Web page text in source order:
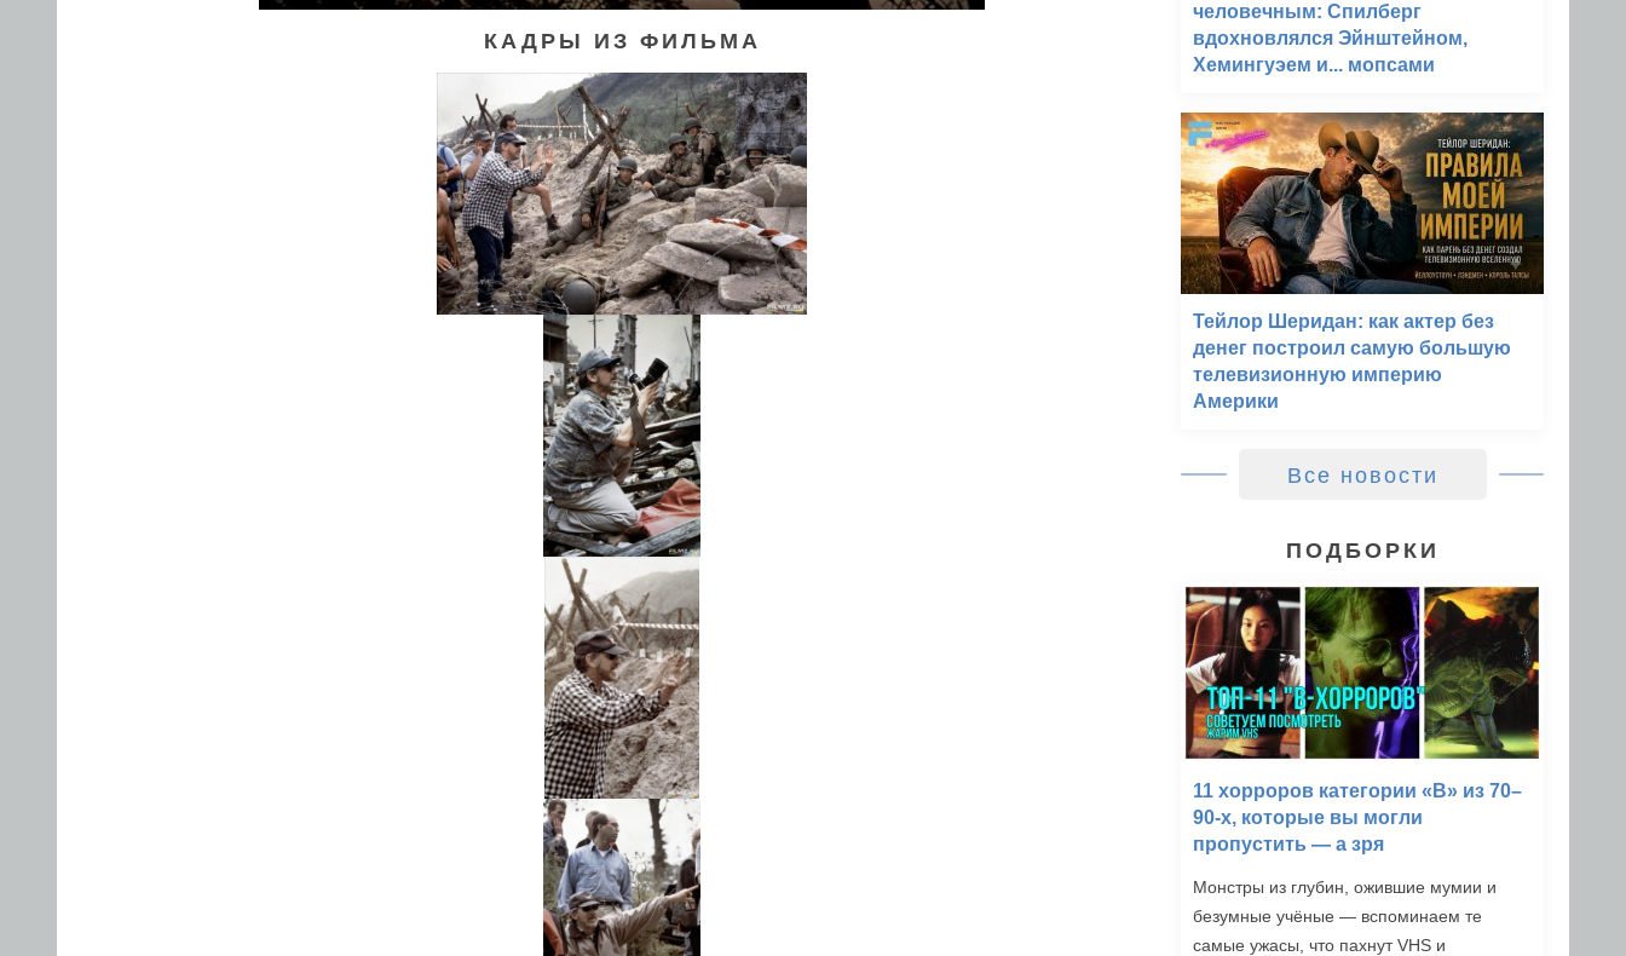
КАДРЫ ИЗ ФИЛЬМА
человечным: Спилберг
вдохновлялся Эйнштейном,
Хемингуэем и... мопсами
Тейлор Шеридан: как актер без
денег построил самую большую
телевизионную империю
Америки
Все новости
ПОДБОРКИ
11 хорроров категории «B» из 70–
90-х, которые вы могли
пропустить — а зря
Монстры из глубин, ожившие мумии и
безумные учёные — вспоминаем те
самые ужасы, что пахнут VHS и